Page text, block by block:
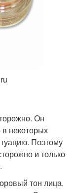
Он
некоторых
Поэтому
и только
тон лица.